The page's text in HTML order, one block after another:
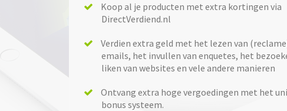
Koop al je producten met extra kortingen via
DirectVerdiend.nl
Verdien extra geld met het lezen van
emails, het invullen van enquetes, het
liken van websites en vele andere manieren
Ontvang extra hoge vergoedingen met het
bonus systeem.